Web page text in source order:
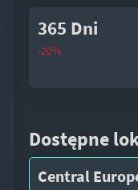
365 Dni
-20%
Dostępne
Central